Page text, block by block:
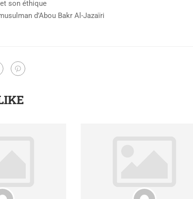
son éthique
d’Abou Bakr Al-Jazaïri